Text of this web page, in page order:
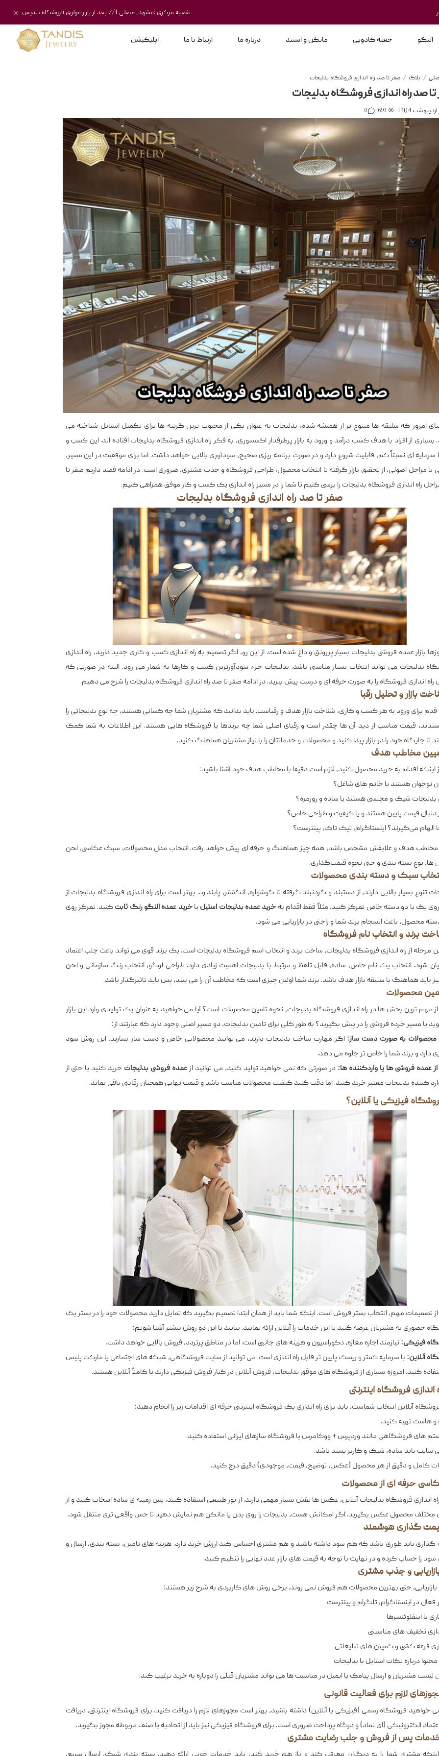
شعبه مرکزی :مشهد، مصلی 7/1 بعد از بازار مولوی فروشگاه تندیس
النگو جعبه کادویی مانکن و استند درباره ما ارتباط با ما اپلیکیشن
/ بلاگ / صفر تا صد راه اندازی فروشگاه بدلیجات
صد راه اندازی فروشگاه بدلیجات
693
0
امروز که سلیقه‌ ها متنوع ‌تر از همیشه شده، بدلیجات به عنوان یکی از محبوب ‌ترین گزینه‌ ها برای تکمیل استایل شناخته می
بسیاری از افراد با هدف کسب درآمد و ورود به بازار پرطرفدار اکسسوری، به فکر راه اندازی فروشگاه بدلیجات افتاده ‌اند. این کسب ‌و
سرمایه ‌ای نسبتاً کم، قابلیت شروع دارد و در صورت برنامه ‌ریزی صحیح، سودآوری بالایی خواهد داشت. اما برای موفقیت در این مسیر،
با مراحل اصولی، از تحقیق بازار گرفته تا انتخاب محصول، طراحی فروشگاه و جذب مشتری، ضروری است. در ادامه قصد داریم صفر تا
راه اندازی فروشگاه بدلیجات را برسی کنیم تا شما را در مسیر راه‌ اندازی یک کسب ‌و کار موفق همراهی کنیم.
صفر تا صد راه اندازی فروشگاه بدلیجات
بازار عمده فروشی بدلیجات بسیار پررونق و داغ شده است. از این رو، اگر تصمیم به راه اندازی کسب و کاری جدید دارید، راه اندازی
بدلیجات می تواند انتخاب بسیار مناسبی باشد. بدلیجات جزء سودآورترین کسب و کارها به شمار می رود. البته در صورتی که
راه اندازی فروشگاه را به صورت حرفه ای و درست پیش ببرید. در ادامه صفر تا صد راه اندازی فروشگاه بدلیجات را شرح می دهیم.
قدم برای ورود به هر کسب ‌و کاری، شناخت بازار هدف و رقباست. باید بدانید که مشتریان شما چه کسانی هستند، چه نوع بدلیجاتی را
قیمت مناسب از دید آن ‌ها چقدر است و رقبای اصلی شما چه برندها یا فروشگاه ‌هایی هستند. این اطلاعات به شما کمک
تا جایگاه خود را در بازار پیدا کنید و محصولات و خدماتتان را با نیاز مشتریان هماهنگ کنید.
اینکه اقدام به خرید محصول کنید، لازم است دقیقا با مخاطب هدف خود آشنا باشید:
نوجوان هستند یا خانم ‌های شاغل؟
بدلیجات شیک و مجلسی هستند یا ساده و روزمره؟
دنبال قیمت پایین‌ هستند و یا کیفیت و طراحی خاص؟
الهام می‌گیرند؟ اینستاگرام، تیک ‌تاک، پینترست؟
مخاطب هدف و علایقش مشخص باشد، همه چیز هماهنگ و حرفه ‌ای پیش خواهد رفت. انتخاب مدل محصولات، سبک عکاسی، لحن
‌ها، نوع بسته ‌بندی و حتی نحوه قیمت‌گذاری.
تنوع بسیار بالایی دارند، از دستبند و گردنبند گرفته تا گوشواره، انگشتر، پابند و... بهتر است برای راه اندازی فروشگاه بدلیجات از
روی یک یا دو دسته خاص تمرکز کنید. مثلاً فقط اقدام به خرید عمده بدلیجات استیل یاخرید عمده النگو رنگ ثابت کنید. تمرکز روی
محصول، باعث انسجام برند شما و راحتی در بازاریابی می‌ شود.
مرحله از راه اندازی فروشگاه بدلیجات، ساخت برند و انتخاب اسم فروشگاه بدلیجات است. یک برند قوی می ‌تواند باعث جلب اعتماد
شود. انتخاب یک نام خاص، ساده، قابل تلفظ و مرتبط با بدلیجات اهمیت زیادی دارد. طراحی لوگو، انتخاب رنگ سازمانی و لحن
باید هماهنگ با سلیقه بازار هدف باشد. برند شما اولین چیزی است که مخاطب آن را می ‌بیند، پس باید تاثیرگذار باشد.
مهم ترین بخش ها در راه اندازی فروشگاه بدلیجات، نحوه تامین محصولات است؟ آیا می خواهید به عنوان یک تولیدی وارد این بازار
یا مسیر خرده فروشی را در پیش بگیرید؟ به طور کلی برای تامین بدلیجات، دو مسیر اصلی وجود دارد که عبارتند از:
محصولات به‌ صورت دست ‌ساز: اگر مهارت ساخت بدلیجات دارید، می‌ توانید محصولاتی خاص و دست ‌ساز بسازید. این روش سود
دارد و برند شما را خاص ‌تر جلوه می ‌دهد.
عمده ‌فروشی ‌ها یا واردکننده ‌ها: در صورتی که نمی‌ خواهید تولید کنید، می ‌توانید از عمده ‌فروشی بدلیجات خرید کنید یا حتی از
کننده بدلیجات معتبر خرید کنید. اما دقت کنید کیفیت محصولات مناسب باشد و قیمت نهایی همچنان رقابتی باقی بماند.
تصمیمات مهم، انتخاب بستر فروش است. اینکه شما باید از همان ابتدا تصمیم بگیرید که تمایل دارید محصولات خود را در بستر یک
حضوری به مشتریان عرضه کنید یا این خدمات را آنلاین ارائه نمایید. بیایید با این دو روش بیشتر آشنا شویم:
فیزیکی: نیازمند اجاره مغازه، دکوراسیون و هزینه‌ های جانبی است. اما در مناطق پرتردد، فروش بالایی خواهد داشت.
آنلاین: با سرمایه کمتر و ریسک پایین ‌تر قابل راه ‌اندازی است. می ‌توانید از سایت فروشگاهی، شبکه ‌های اجتماعی یا مارکت ‌پلیس‌
کنید. امروزه بسیاری از فروشگاه‌ های موفق بدلیجات، فروش آنلاین در کنار فروش فیزیکی دارند یا کاملاً آنلاین هستند.
آنلاین انتخاب شماست، باید برای راه ‌اندازی یک فروشگاه اینترنتی حرفه ‌ای اقدامات زیر را انجام دهید:
و هاست تهیه کنید.
‌های فروشگاهی مانند وردپرس + ووکامرس یا فروشگاه ‌سازهای ایرانی استفاده کنید.
سایت باید ساده، شیک و کاربر پسند باشد.
کامل و دقیق از هر محصول (عکس، توضیح، قیمت، موجودی) دقیق درج کنید.
اندازی فروشگاه بدلیجات آنلاین، عکس‌ ها نقش بسیار مهمی دارند. از نور طبیعی استفاده کنید، پس ‌زمینه ‌ی ساده انتخاب کنید و از
مختلف محصول عکس بگیرید. اگر امکانش هست، بدلیجات را روی بدن یا مانکن هم نمایش دهید تا حس واقعی ‌تری منتقل شود.
گذاری باید طوری باشد که هم سود داشته باشید و هم مشتری احساس کند ارزش خرید دارد. هزینه‌ های تامین، بسته ‌بندی، ارسال و
را حساب کرده و در نهایت با توجه به قیمت ‌های بازار عدد نهایی را تنظیم کنید.
بازاریابی، حتی بهترین محصولات هم فروش نمی ‌روند. برخی روش ‌های کاربردی به شرح زیر هستند:
در اینستاگرام، تلگرام و پینترست
با اینفلوئنسرها
تخفیف‌ های مناسبتی
قرعه ‌کشی و کمپین ‌های تبلیغاتی
محتوا درباره نکات استایل با بدلیجات
لیست مشتریان و ارسال پیامک یا ایمیل در مناسبت ‌ها می ‌تواند مشتریان قبلی را دوباره به خرید ترغیب کند.
خواهید فروشگاه رسمی (فیزیکی یا آنلاین) داشته باشید، بهتر است مجوزهای لازم را دریافت کنید. برای فروشگاه اینترنتی، دریافت
الکترونیکی (ای ‌نماد) و درگاه پرداخت ضروری است. برای فروشگاه فیزیکی نیز باید از اتحادیه یا صنف مربوطه مجوز بگیرید.
اینکه مشتری شما را به دیگران معرفی کند و باز هم خرید کند، باید خدمات خوبی ارائه دهید. بسته‌ بندی شیک، ارسال سریع،